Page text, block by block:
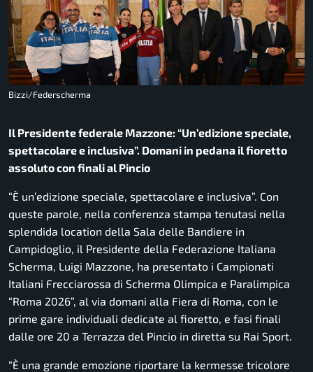
Bizzi/Federscherma
Il Presidente federale Mazzone: “Un’edizione speciale,
spettacolare e inclusiva”. Domani in pedana il fioretto
assoluto con finali al Pincio
“È un’edizione speciale, spettacolare e inclusiva”. Con
queste parole, nella conferenza stampa tenutasi nella
splendida location della Sala delle Bandiere in
Campidoglio, il Presidente della Federazione Italiana
Scherma, Luigi Mazzone, ha presentato i Campionati
Italiani Frecciarossa di Scherma Olimpica e Paralimpica
“Roma 2026”, al via domani alla Fiera di Roma, con le
prime gare individuali dedicate al fioretto, e fasi finali
dalle ore 20 a Terrazza del Pincio in diretta su Rai Sport.
“È una grande emozione riportare la kermesse tricolore